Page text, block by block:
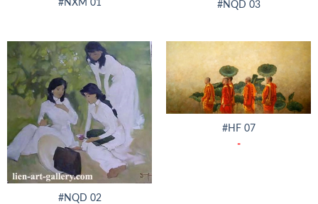
#NXM 01 #NQD 03
#NQD 02
#HF 07
-